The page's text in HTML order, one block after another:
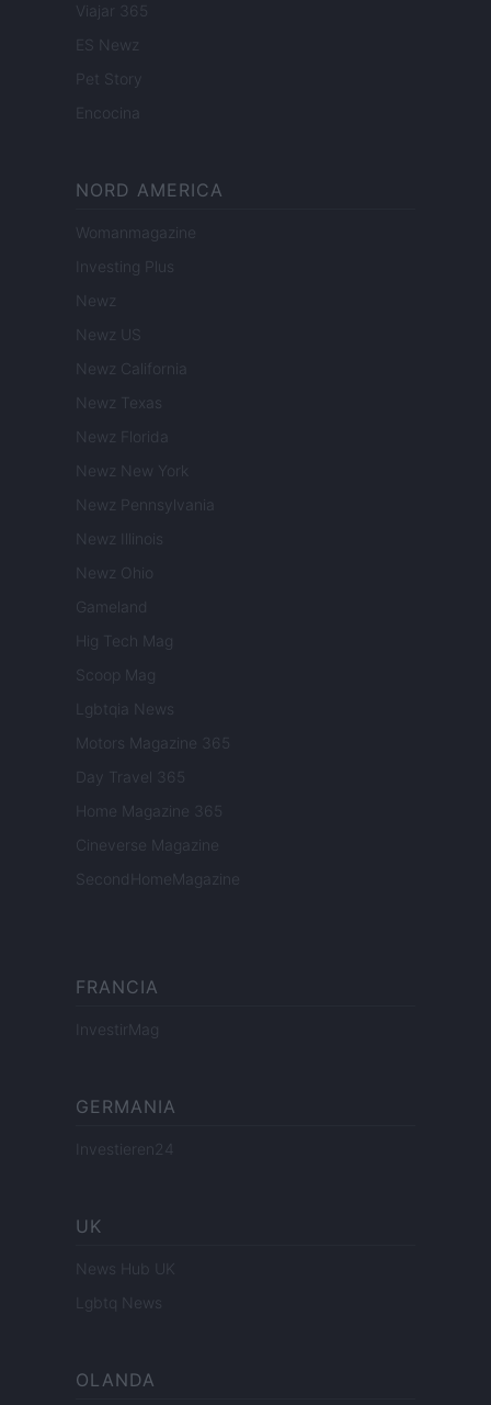
Viajar 365
ES Newz
Pet Story
Encocina
NORD AMERICA
Womanmagazine
Investing Plus
Newz
Newz US
Newz California
Newz Texas
Newz Florida
Newz New York
Newz Pennsylvania
Newz Illinois
Newz Ohio
Gameland
Hig Tech Mag
Scoop Mag
Lgbtqia News
Motors Magazine 365
Day Travel 365
Home Magazine 365
Cineverse Magazine
SecondHomeMagazine
FRANCIA
InvestirMag
GERMANIA
Investieren24
UK
News Hub UK
Lgbtq News
OLANDA